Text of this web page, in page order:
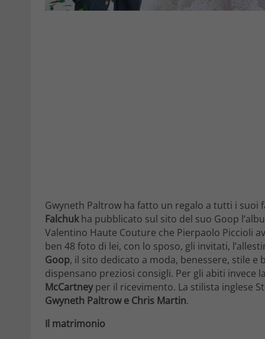
Gwyneth Paltrow ha fatto un regalo a tutti i
Falchukha pubblicato sul sito del suo Goop
Valentino Haute Couture che Pierpaolo Piccioli
ben 48 foto di lei, con lo sposo, gli invitati,
Goop, il sito dedicato a moda, benessere, stile e
dispensano preziosi consigli. Per gli abiti invece
McCartneyper il ricevimento. La stilista inglese
Gwyneth Paltrow e Chris Martin.
Il matrimonio